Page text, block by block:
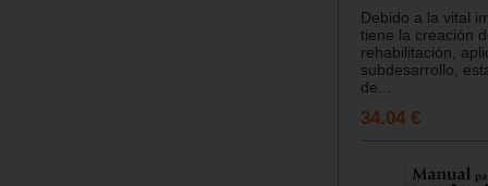
Debido a la vital
tiene la creación
rehabilitación,
subdesarrollo,
de...
34.04 €